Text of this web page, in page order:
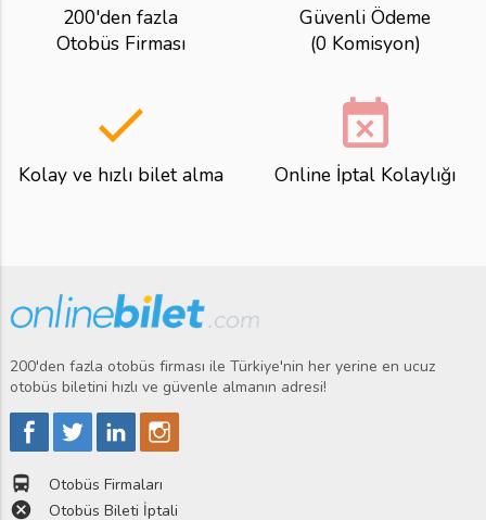
200'den fazla
Otobüs Firması
Güvenli Ödeme
(0 Komisyon)
done
Kolay ve hızlı bilet alma
event_busy
Online İptal Kolaylığı
200'den fazla otobüs firması ile Türkiye'nin her yerine en ucuz
otobüs biletini hızlı ve güvenle almanın adresi!
directions_bus Otobüs Firmaları
cancel Otobüs Bileti İptali